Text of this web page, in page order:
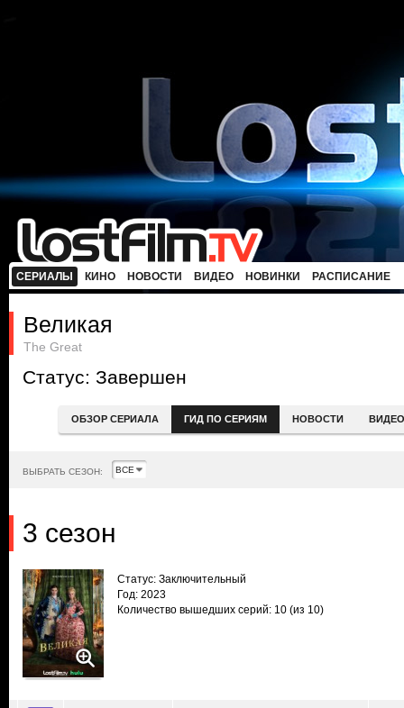
СЕРИАЛЫ КИНО НОВОСТИ ВИДЕО НОВИНКИ РАСПИСАНИЕ
Великая
The Great
Статус: Завершен
ОБЗОР СЕРИАЛА ГИД ПО СЕРИЯМ НОВОСТИ ВИДЕО
ВЫБРАТЬ СЕЗОН:
3 сезон
Статус: Заключительный
Год: 2023
Количество вышедших серий: 10 (из 10)